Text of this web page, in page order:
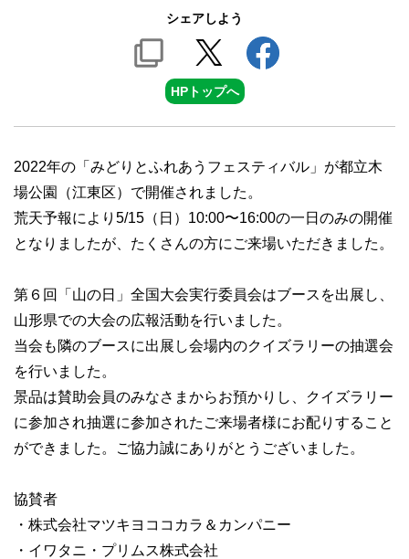
シェアしよう
HPトップへ
2022年の「みどりとふれあうフェスティバル」が都立木
場公園（江東区）で開催されました。
荒天予報により5/15（日）10:00〜16:00の一日のみの開催
となりましたが、たくさんの方にご来場いただきました。
第６回「山の日」全国大会実行委員会はブースを出展し、
山形県での大会の広報活動を行いました。
当会も隣のブースに出展し会場内のクイズラリーの抽選会
を行いました。
景品は賛助会員のみなさまからお預かりし、クイズラリー
に参加され抽選に参加されたご来場者様にお配りすること
ができました。ご協力誠にありがとうございました。
協賛者
・株式会社マツキヨココカラ＆カンパニー
・イワタニ・プリムス株式会社